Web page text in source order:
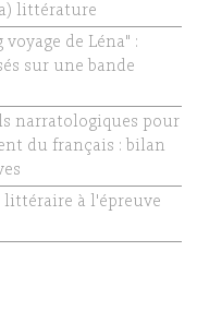
littérature
voyage de Léna" :
sur une bande
narratologiques pour
du français : bilan
littéraire à l'épreuve